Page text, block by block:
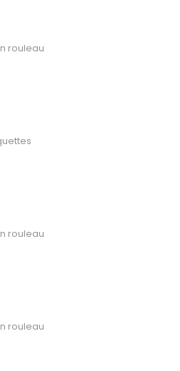
rouleau
rouleau
rouleau